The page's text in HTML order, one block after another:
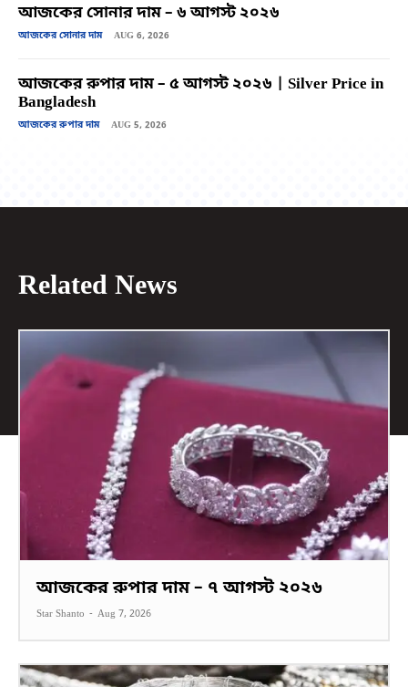
আজকের সোনার দাম – ৬ আগস্ট ২০২৬
আজকের সোনার দাম AUG 6, 2026
আজকের রুপার দাম – ৫ আগস্ট ২০২৬ | Silver Price in
Bangladesh
আজকের রুপার দাম AUG 5, 2026
Related News
আজকের রুপার দাম – ৭ আগস্ট ২০২৬
Star Shanto - Aug 7, 2026